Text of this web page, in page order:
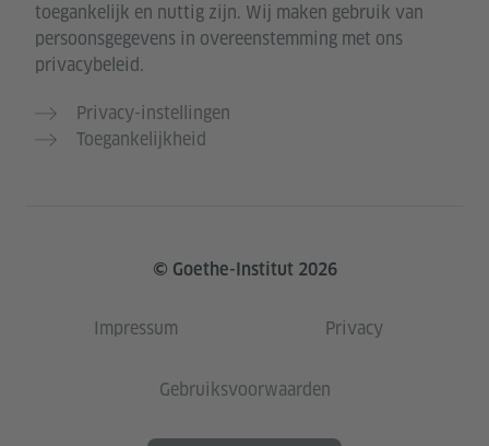
toegankelijk en nuttig zijn. Wij maken gebruik van
persoonsgegevens in overeenstemming met ons
privacybeleid.
Privacy-instellingen
Toegankelijkheid
© Goethe-Institut 2026
Impressum Privacy
Gebruiksvoorwaarden